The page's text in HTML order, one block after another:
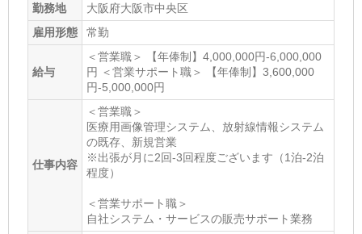
勤務地
大阪府大阪市中央区
雇用形態
常勤
給与
＜営業職＞ 【年俸制】4,000,000円-6,000,000
円 ＜営業サポート職＞ 【年俸制】3,600,000
円-5,000,000円
仕事内容
＜営業職＞
医療用画像管理システム、放射線情報システム
の既存、新規営業
※出張が月に2回-3回程度ございます（1泊-2泊
程度）
＜営業サポート職＞
自社システム・サービスの販売サポート業務